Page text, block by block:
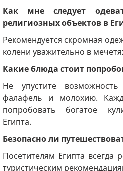
Как мне следует
религиозных объектов в
Рекомендуется скромная
колени уважительно в
Какие блюда стоит
Не упустите
фалафель и молохию.
попробовать богатое
Египта.
Безопасно ли
Посетителям Египта всегда
туристическим